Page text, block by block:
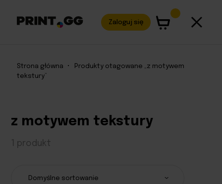
Zaloguj się
Strona główna •
Produkty otagowane „z motywem
tekstury”
z motywem tekstury
1 produkt